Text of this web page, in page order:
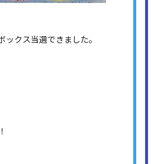
クス当選できました。